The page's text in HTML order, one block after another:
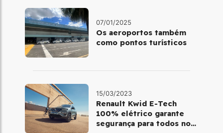
07/01/2025
Os aeroportos também
como pontos turísticos
15/03/2023
Renault Kwid E-Tech
100% elétrico garante
segurança para todos no